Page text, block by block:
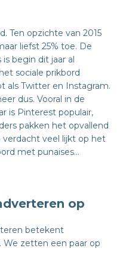
Ten opzichte van 2015
liefst 25% toe. De
begin dit jaar al
sociale prikbord
als Twitter en Instagram.
dus. Vooral in de
is Pinterest populair,
pakken het opvallend
veel lijkt op het
met punaises…
op
betekent
We zetten een paar op